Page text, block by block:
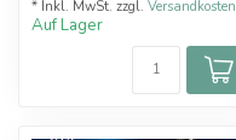
* Inkl. MwSt. zzgl. Versandkosten
Auf Lager